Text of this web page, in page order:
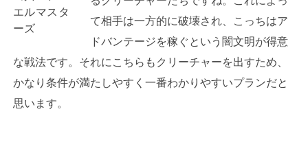
エルマスタ
ーズ
て相手は一方的に破壊され、こっちはア
ドバンテージを稼ぐという闇文明が得意
な戦法です。それにこちらもクリーチャーを出すため、
かなり条件が満たしやすく一番わかりやすいプランだと
思います。